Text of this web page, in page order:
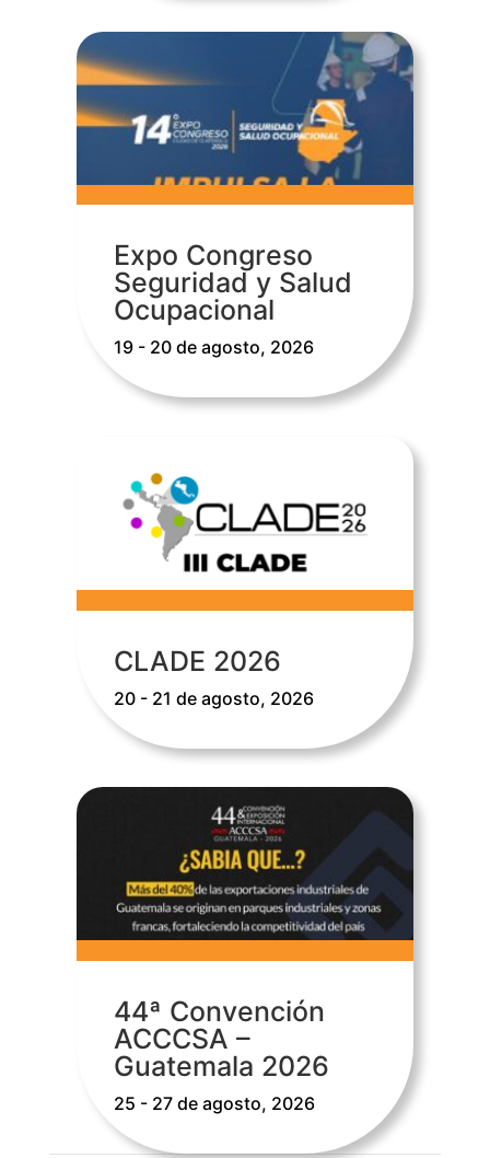
Expo Congreso
Seguridad y Salud
Ocupacional
19 - 20 de agosto, 2026
CLADE 2026
20 - 21 de agosto, 2026
44ª Convención
ACCCSA –
Guatemala 2026
25 - 27 de agosto, 2026